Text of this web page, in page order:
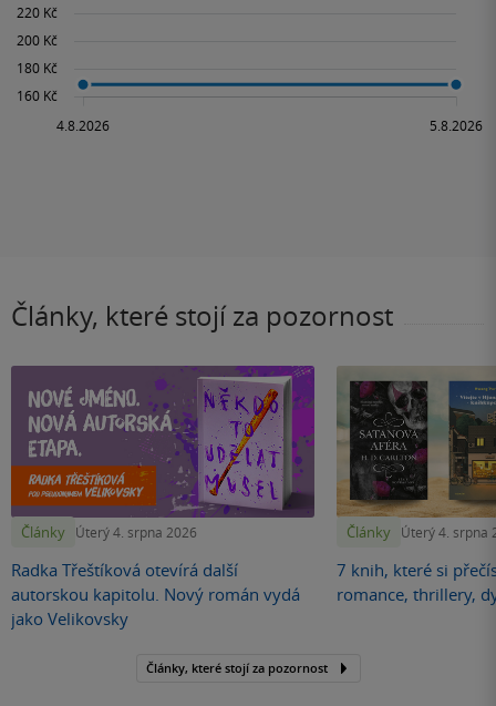
Články, které stojí za pozornost
Články Úterý 4. srpna 2026
Radka Třeštíková otevírá další
autorskou kapitolu. Nový román vydá
jako Velikovsky
Články Úterý 4. srpna
7 knih, které si
romance, thrillery,
Články, které stojí za pozornost